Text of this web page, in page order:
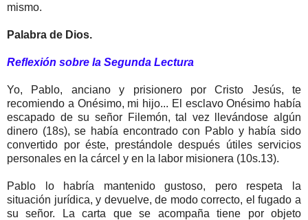
mismo.
Palabra de Dios.
Reflexión sobre la Segunda Lectura
Yo, Pablo, anciano y prisionero por Cristo Jesús, te
recomiendo a Onésimo, mi hijo... El esclavo Onésimo había
escapado de su señor Filemón, tal vez llevándose algún
dinero (18s), se había encontrado con Pablo y había sido
convertido por éste, prestándole después útiles servicios
personales en la cárcel y en la labor misionera (10s.13).
Pablo lo habría mantenido gustoso, pero respeta la
situación jurídica, y devuelve, de modo correcto, el fugado a
su señor. La carta que se acompaña tiene por objeto